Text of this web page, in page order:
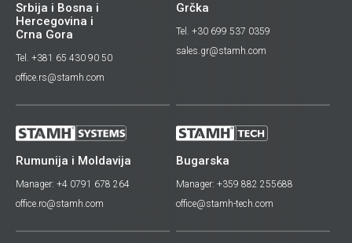
Srbija i Bosna i
Hercegovina i
Crna Gora
Tel. +381 65 430 90 50
office.rs@stamh.com
Grčka
Tel. +30 699 537 0359
sales.gr@stamh.com
Rumunija i Moldavija
Manager: +4 0791 678 264
office.ro@stamh.com
Bugarska
Manager: +359 882 255688
office@stamh-tech.com